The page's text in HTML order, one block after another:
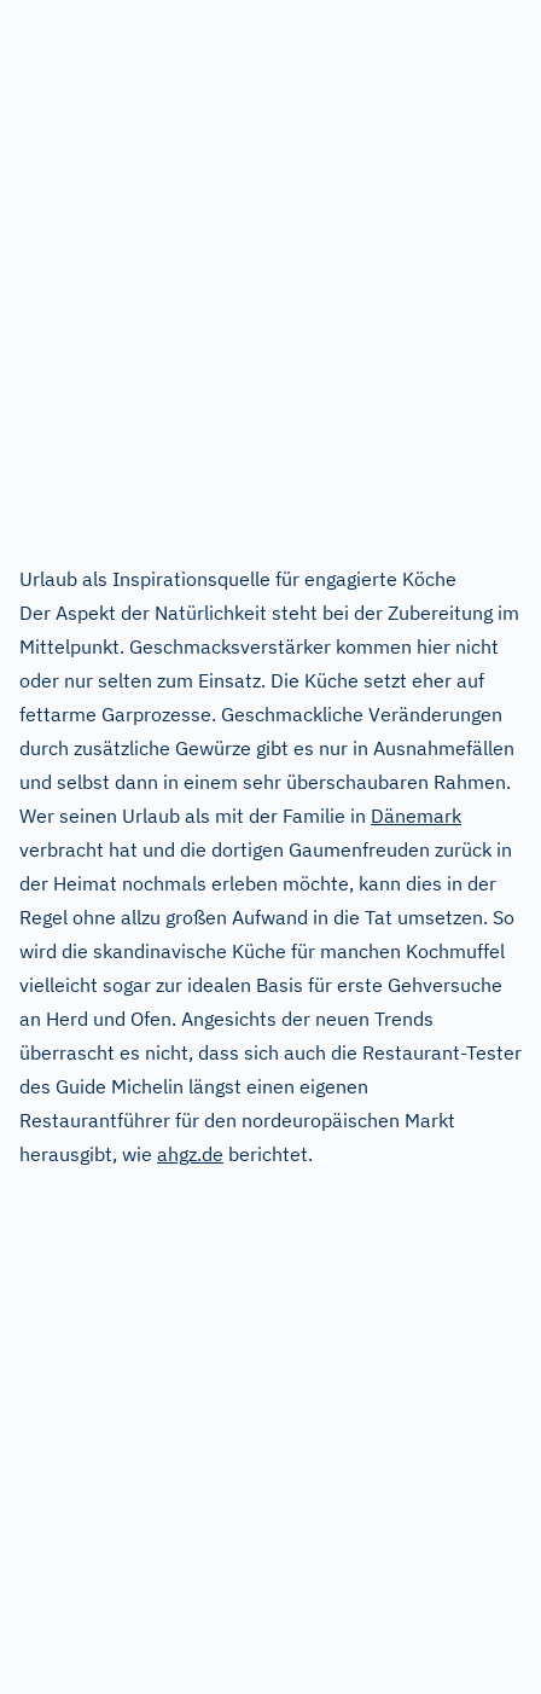
Urlaub als Inspirationsquelle für engagierte Köche
Der Aspekt der Natürlichkeit steht bei der Zubereitung im
Mittelpunkt. Geschmacksverstärker kommen hier nicht
oder nur selten zum Einsatz. Die Küche setzt eher auf
fettarme Garprozesse. Geschmackliche Veränderungen
durch zusätzliche Gewürze gibt es nur in Ausnahmefällen
und selbst dann in einem sehr überschaubaren Rahmen.
Wer seinen Urlaub als mit der Familie in Dänemark
verbracht hat und die dortigen Gaumenfreuden zurück in
der Heimat nochmals erleben möchte, kann dies in der
Regel ohne allzu großen Aufwand in die Tat umsetzen. So
wird die skandinavische Küche für manchen Kochmuffel
vielleicht sogar zur idealen Basis für erste Gehversuche
an Herd und Ofen. Angesichts der neuen Trends
überrascht es nicht, dass sich auch die Restaurant-Tester
des Guide Michelin längst einen eigenen
Restaurantführer für den nordeuropäischen Markt
herausgibt, wie ahgz.de berichtet.